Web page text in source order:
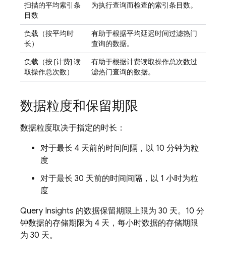
扫描的平均索引条
目数
为执行查询而检查的索引条目数。
负载（按平均时
长）
有助于根据平均延迟时间过滤热门
查询的数据。
负载（按 [计费] 读
取操作总次数）
有助于根据计费读取操作总次数过
滤热门查询的数据。
数据粒度和保留期限
数据粒度取决于指定的时长：
对于最长 4 天前的时间间隔，以 10 分钟为粒
度
对于最长 30 天前的时间间隔，以 1 小时为粒
度
Query Insights 的数据保留期限上限为 30 天。10 分
钟数据的存储期限为 4 天，每小时数据的存储期限
为 30 天。